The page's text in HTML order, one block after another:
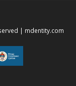
| mdentity.com